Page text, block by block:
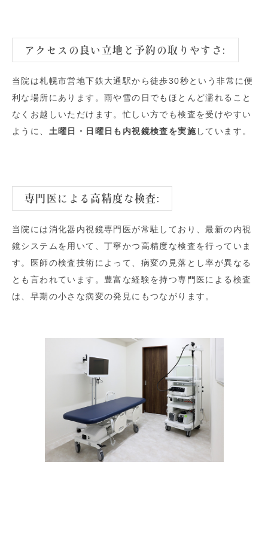
アクセスの良い立地と予約の取りやすさ:
当院は札幌市営地下鉄大通駅から徒歩30秒という非常に便
利な場所にあります。雨や雪の日でもほとんど濡れること
なくお越しいただけます。忙しい方でも検査を受けやすい
ように、 土曜日・日曜日も内視鏡検査を実施しています。
専門医による高精度な検査:
当院には消化器内視鏡専門医が常駐しており、最新の内視
鏡システムを用いて、丁寧かつ高精度な検査を行っていま
す。医師の検査技術によって、病変の見落とし率が異なる
とも言われています。豊富な経験を持つ専門医による検査
は、早期の小さな病変の発見にもつながります。